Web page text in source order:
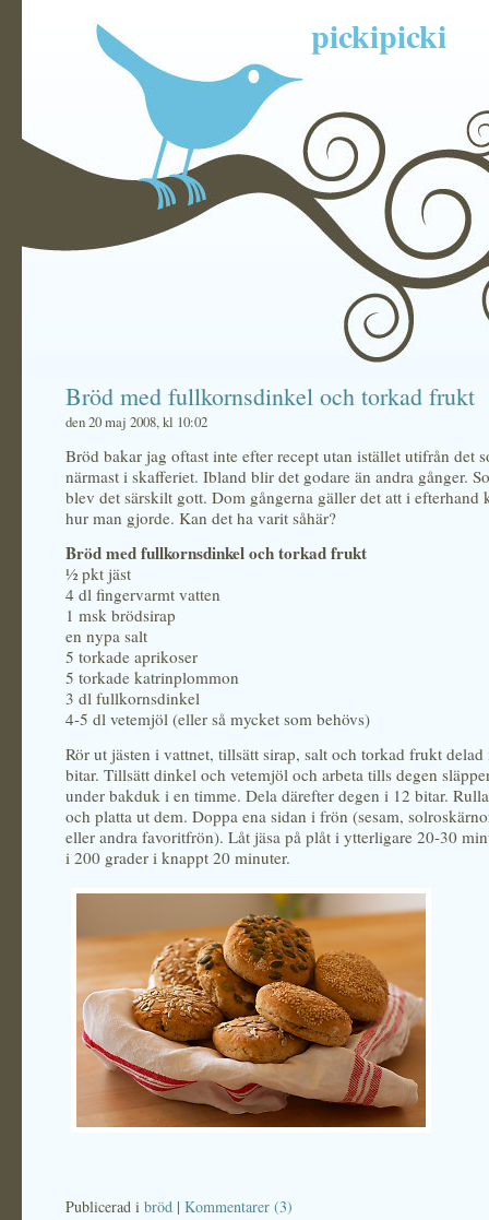
pickipicki
Bröd med fullkornsdinkel och torkad frukt
den 20 maj 2008, kl 10:02
Bröd bakar jag oftast inte efter recept utan istället utifrån det
närmast i skafferiet. Ibland blir det godare än andra gånger.
blev det särskilt gott. Dom gångerna gäller det att i efterhand
hur man gjorde. Kan det ha varit såhär?
Bröd med fullkornsdinkel och torkad frukt
½ pkt jäst
4 dl fingervarmt vatten
1 msk brödsirap
en nypa salt
5 torkade aprikoser
5 torkade katrinplommon
3 dl fullkornsdinkel
4-5 dl vetemjöl (eller så mycket som behövs)
Rör ut jästen i vattnet, tillsätt sirap, salt och torkad frukt
bitar. Tillsätt dinkel och vetemjöl och arbeta tills degen
under bakduk i en timme. Dela därefter degen i 12 bitar.
och platta ut dem. Doppa ena sidan i frön (sesam,
eller andra favoritfrön). Låt jäsa på plåt i ytterligare 20-30
i 200 grader i knappt 20 minuter.
Publicerad i bröd | Kommentarer (3)